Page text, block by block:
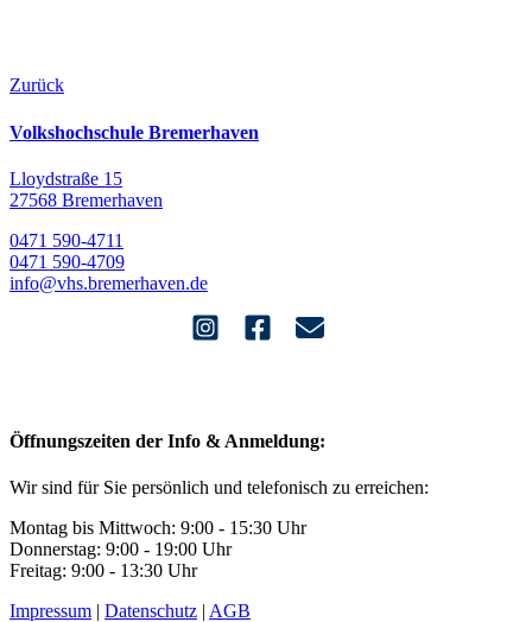
Zurück
Volkshochschule Bremerhaven
Lloydstraße 15
27568 Bremerhaven
0471 590-4711
0471 590-4709
info@vhs.bremerhaven.de
Öffnungszeiten der Info & Anmeldung:
Wir sind für Sie persönlich und telefonisch zu erreichen:
Montag bis Mittwoch: 9:00 - 15:30 Uhr
Donnerstag: 9:00 - 19:00 Uhr
Freitag: 9:00 - 13:30 Uhr
Impressum | Datenschutz | AGB